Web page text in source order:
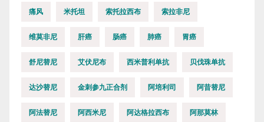
痛风 米托坦 索托拉西布 索拉非尼
维莫非尼 肝癌 肠癌 肺癌 胃癌
舒尼替尼 艾伏尼布 西米普利单抗 贝伐珠单抗
达沙替尼 金刺参九正合剂 阿培利司 阿昔替尼
阿法替尼 阿西米尼 阿达格拉西布 阿那莫林